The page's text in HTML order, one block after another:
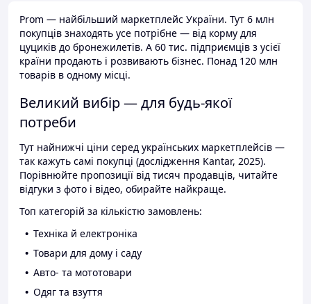
Prom — найбільший маркетплейс України. Тут 6 млн
покупців знаходять усе потрібне — від корму для
цуциків до бронежилетів. А 60 тис. підприємців з усієї
країни продають і розвивають бізнес. Понад 120 млн
товарів в одному місці.
Великий вибір — для будь-якої
потреби
Тут найнижчі ціни серед українських маркетплейсів —
так кажуть самі покупці (дослідження Kantar, 2025).
Порівнюйте пропозиції від тисяч продавців, читайте
відгуки з фото і відео, обирайте найкраще.
Топ категорій за кількістю замовлень:
Техніка й електроніка
Товари для дому і саду
Авто- та мототовари
Одяг та взуття